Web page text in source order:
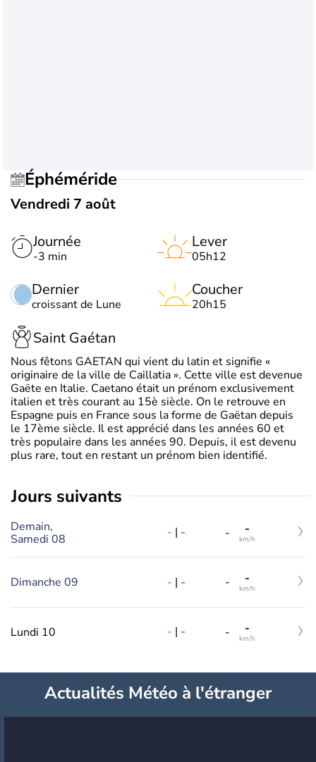
Éphéméride
Vendredi 7 août
Journée
-3 min
Dernier
croissant de Lune
Lever
05h12
Coucher
20h15
Saint Gaétan
Nous fêtons GAETAN qui vient du latin et signifie «
originaire de la ville de Caillatia ». Cette ville est devenue
Gaëte en Italie. Caetano était un prénom exclusivement
italien et très courant au 15è siècle. On le retrouve en
Espagne puis en France sous la forme de Gaëtan depuis
le 17ème siècle. Il est apprécié dans les années 60 et
très populaire dans les années 90. Depuis, il est devenu
plus rare, tout en restant un prénom bien identifié.
jours suivants
Demain,
Samedi 08
- | - - -
km/h
Dimanche 09 - | - - -
km/h
Lundi 10 - | - - -
km/h
Actualités Météo à l'étranger